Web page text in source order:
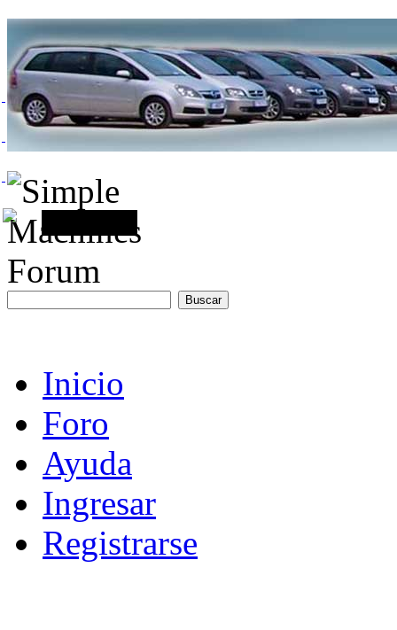
Inicio
Foro
Ayuda
Ingresar
Registrarse